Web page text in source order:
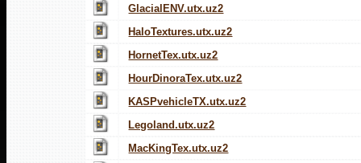
GlacialENV.utx.uz2
HaloTextures.utx.uz2
HornetTex.utx.uz2
HourDinoraTex.utx.uz2
KASPvehicleTX.utx.uz2
Legoland.utx.uz2
MacKingTex.utx.uz2